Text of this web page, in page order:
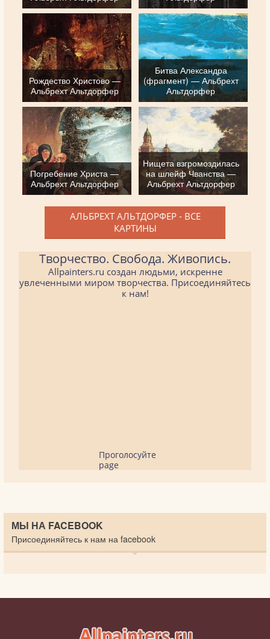
Рождество Христово —
Альбрехт Альтдорфер
Битва Александра
(фрагмент) — Альбрехт
Альтдорфер
Погребение Христа —
Альбрехт Альтдорфер
Нищета взгромоздилась
на шлейф Чванства —
Альбрехт Альтдорфер
АЛЬБРЕХТ АЛЬТДОРФЕР - ВСЕ
КАРТИНЫ
Творчество. Свобода. Живопись.
Allpainters.ru создан людьми, искренне
увлеченными миром творчества. Присоединяйтесь
к нам!
Проголосуйте
page
МЫ НА FACEBOOK
Присоединяйтесь к нам на facebook